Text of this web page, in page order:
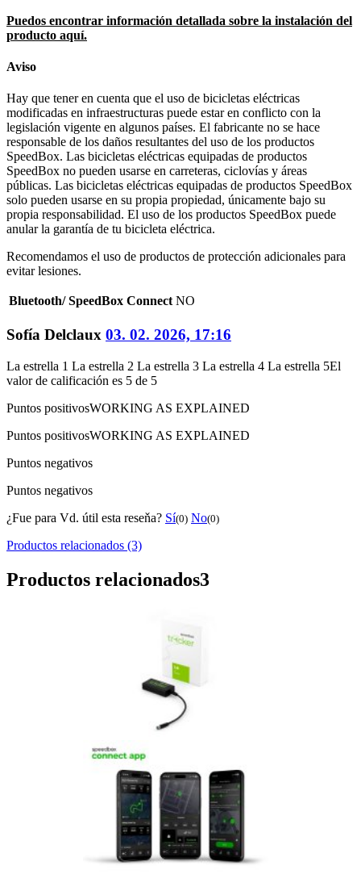
Puedos encontrar información detallada sobre la instalación del
producto aquí.
Aviso
Hay que tener en cuenta que el uso de bicicletas eléctricas
modificadas en infraestructuras puede estar en conflicto con la
legislación vigente en algunos países. El fabricante no se hace
responsable de los daños resultantes del uso de los productos
SpeedBox. Las bicicletas eléctricas equipadas de productos
SpeedBox no pueden usarse en carreteras, ciclovías y áreas
públicas. Las bicicletas eléctricas equipadas de productos SpeedBox
solo pueden usarse en su propia propiedad, únicamente bajo su
propia responsabilidad. El uso de los productos SpeedBox puede
anular la garantía de tu bicicleta eléctrica.
Recomendamos el uso de productos de protección adicionales para
evitar lesiones.
Bluetooth/ SpeedBox Connect NO
Sofía Delclaux 03. 02. 2026, 17:16
La estrella 1 La estrella 2 La estrella 3 La estrella 4 La estrella 5El
valor de calificación es 5 de 5
Puntos positivosWORKING AS EXPLAINED
Puntos positivosWORKING AS EXPLAINED
Puntos negativos
Puntos negativos
¿Fue para Vd. útil esta reseňa? Sí(0) No(0)
Productos relacionados (3)
Productos relacionados3